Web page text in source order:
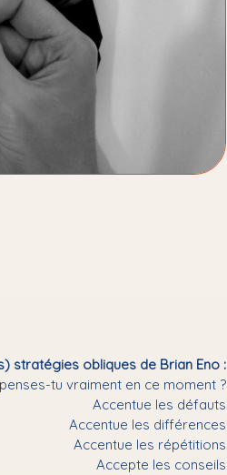
stratégies obliques de Brian Eno :
tu vraiment en ce moment ?
Accentue les défauts
Accentue les différences
Accentue les répétitions
Accepte les conseils